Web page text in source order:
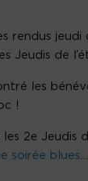
rendus
Jeudis de
les
!
2e Jeudis
soirée blues